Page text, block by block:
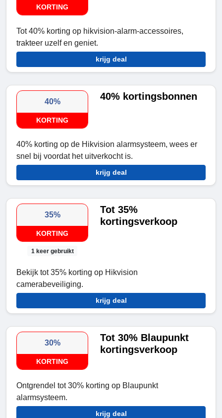
KORTING
Tot 40% korting op hikvision-alarm-accessoires,
trakteer uzelf en geniet.
krijg deal
40%
KORTING
40% kortingsbonnen
40% korting op de Hikvision alarmsysteem, wees er
snel bij voordat het uitverkocht is.
krijg deal
35%
KORTING
1 keer gebruikt
Tot 35%
kortingsverkoop
Bekijk tot 35% korting op Hikvision
camerabeveiliging.
krijg deal
30%
KORTING
Tot 30% Blaupunkt
kortingsverkoop
Ontgrendel tot 30% korting op Blaupunkt
alarmsysteem.
krijg deal